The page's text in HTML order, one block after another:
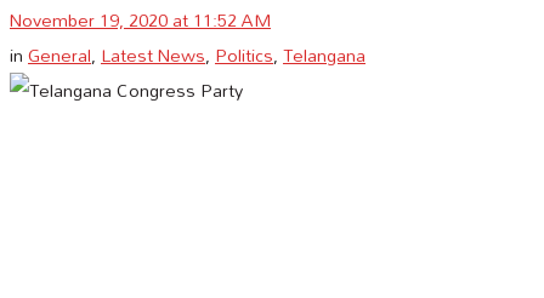
November 19, 2020 at 11:52 AM
inGeneral,Latest News,Politics,Telangana